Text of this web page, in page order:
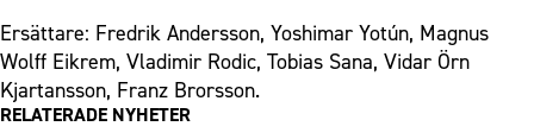
Ersättare: Fredrik Andersson, Yoshimar Yotún, Magnus
Wolff Eikrem, Vladimir Rodic, Tobias Sana, Vidar Örn
Kjartansson, Franz Brorsson.
RELATERADE NYHETER